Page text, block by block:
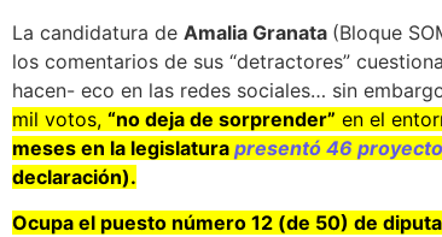
La candidatura de Amalia Granata (Bloque
los comentarios de sus “detractores”
hacen- eco en las redes sociales… sin
mil votos, “no deja de sorprender” en el
meses en la legislatura presentó 46
declaración).
Ocupa el puesto número 12 (de 50) de